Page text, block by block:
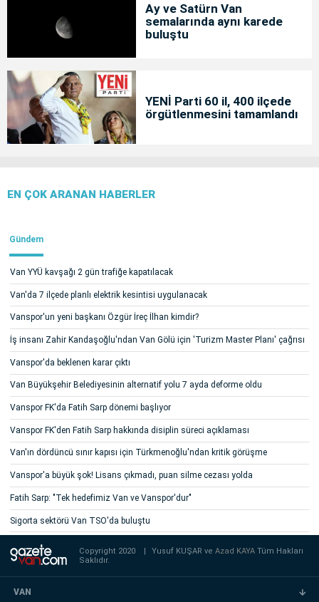
Ay ve Satürn Van
semalarında aynı karede
buluştu
YENİ Parti 60 il, 400 ilçede
örgütlenmesini tamamlandı
EN ÇOK ARANAN HABERLER
Gündem
Van YYÜ kavşağı 2 gün trafiğe kapatılacak
Van'da 7 ilçede planlı elektrik kesintisi uygulanacak
Vanspor'un yeni başkanı Özgür İreç İlhan kimdir?
İş insanı Zahir Kandaşoğlu'ndan Van Gölü için 'Turizm Master Planı' çağrısı
Vanspor'da beklenen karar çıktı
Van Büyükşehir Belediyesinin alternatif yolu 7 ayda deforme oldu
Vanspor FK'da Fatih Sarp dönemi başlıyor
Vanspor FK'den Fatih Sarp hakkında disiplin süreci açıklaması
Van'ın dördüncü sınır kapısı için Türkmenoğlu'ndan kritik görüşme
Vanspor'a büyük şok! Lisans çıkmadı, puan silme cezası yolda
Fatih Sarp: "Tek hedefimiz Van ve Vanspor'dur"
Sigorta sektörü Van TSO'da buluştu
Copyright 2020 Yusuf KUŞAR veAzad KAYATüm Hakları
Saklıdır.
VAN